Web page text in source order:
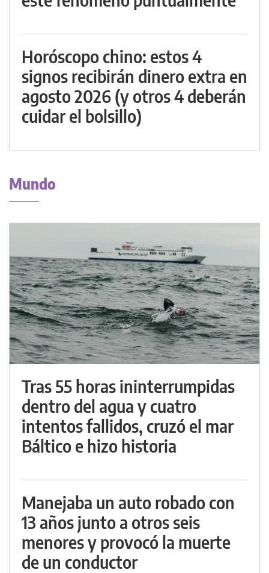
Horóscopo chino: estos 4
signos recibirán dinero extra en
agosto 2026 (y otros 4 deberán
cuidar el bolsillo)
Mundo
Tras 55 horas ininterrumpidas
dentro del agua y cuatro
intentos fallidos, cruzó el mar
Báltico e hizo historia
Manejaba un auto robado con
13 años junto a otros seis
menores y provocó la muerte
de un conductor